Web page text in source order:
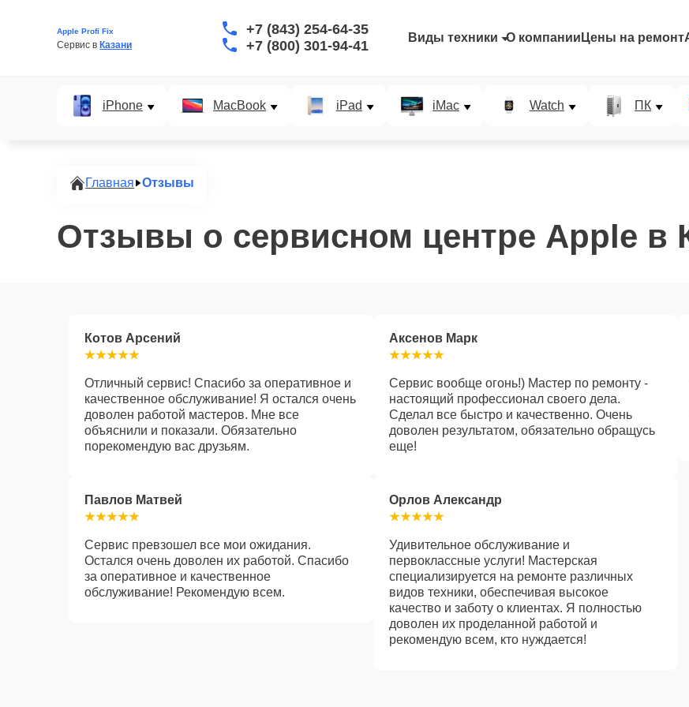
Apple Profi Fix
Сервис в Казани
+7 (843) 254-64-35
+7 (800) 301-94-41
Виды техники О компании Цены на ремонт
iPhone MacBook iPad iMac Watch ПК
Главная Отзывы
Отзывы о сервисном центре Apple в
Котов Арсений
Отличный сервис! Спасибо за оперативное и
качественное обслуживание! Я остался очень
доволен работой мастеров. Мне все
объяснили и показали. Обязательно
порекомендую вас друзьям.
Аксенов Марк
Сервис вообще огонь!) Мастер по ремонту -
настоящий профессионал своего дела.
Сделал все быстро и качественно. Очень
доволен результатом, обязательно обращусь
еще!
Павлов Матвей
Сервис превзошел все мои ожидания.
Остался очень доволен их работой. Спасибо
за оперативное и качественное
обслуживание! Рекомендую всем.
Орлов Александр
Удивительное обслуживание и
первоклассные услуги! Мастерская
специализируется на ремонте различных
видов техники, обеспечивая высокое
качество и заботу о клиентах. Я полностью
доволен их проделанной работой и
рекомендую всем, кто нуждается!